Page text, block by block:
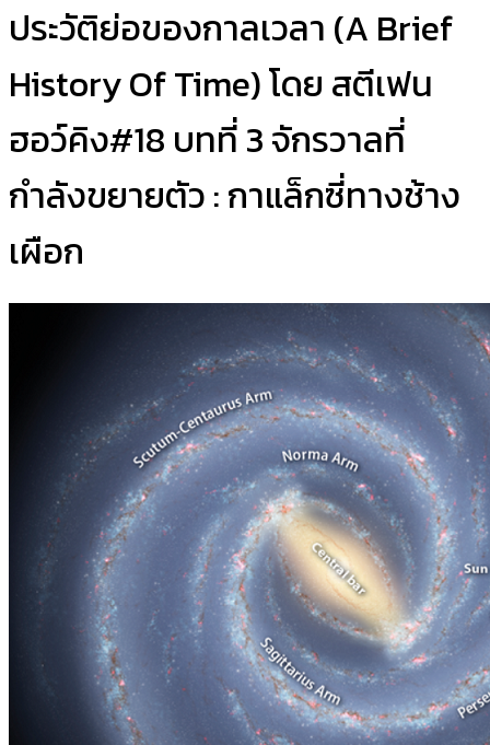
ประวัติย่อของกาลเวลา (A Brief
History Of Time) โดย สตีเฟน
ฮอว์คิง#18 บทที่ 3 จักรวาลที่
กำลังขยายตัว : กาแล็กซี่ทางช้าง
เผือก